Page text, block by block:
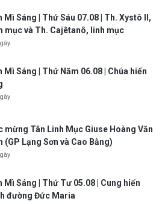
Mì Sáng | Thứ Sáu 07.08 | Th. Xystô II,
mục và Th. Cajêtanô, linh mục
Mì Sáng | Thứ Năm 06.08 | Chúa hiển
mừng Tân Linh Mục Giuse Hoàng Văn
(GP Lạng Sơn và Cao Bằng)
Mì Sáng | Thứ Tư 05.08 | Cung hiến
đường Đức Maria